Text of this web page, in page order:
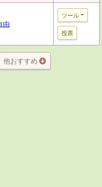
由
ツール
投票
他おすすめ